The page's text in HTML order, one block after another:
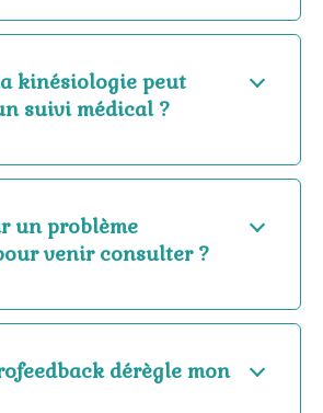
kinésiologie peut
suivi médical ?
un problème
venir consulter ?
dérègle mon